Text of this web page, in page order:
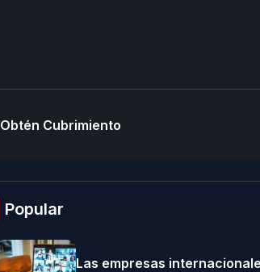
Obtén Cubrimiento
Popular
Las empresas